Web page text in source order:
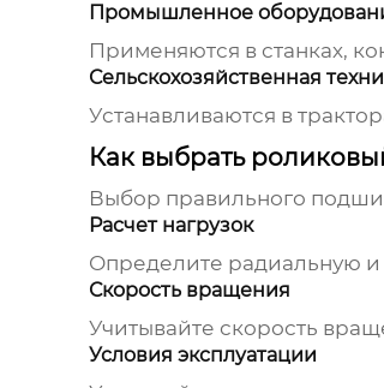
Промышленное
Применяются в станках,
Сельскохозяйственная
Устанавливаются в
Как выбрать
Выбор правильного
Расчет нагрузок
Определите радиальную и
Скорость вращения
Учитывайте скорость
Условия эксплуатации